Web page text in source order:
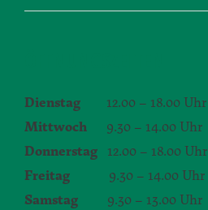
Dienstag 12.00 – 18.00 Uhr
Mittwoch 9.30 – 14.00 Uhr
Donnerstag 12.00 – 18.00 Uhr
Freitag 9.30 – 14.00 Uhr
Samstag 9.30 – 13.00 Uhr